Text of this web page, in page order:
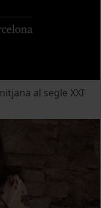
al segle XXI